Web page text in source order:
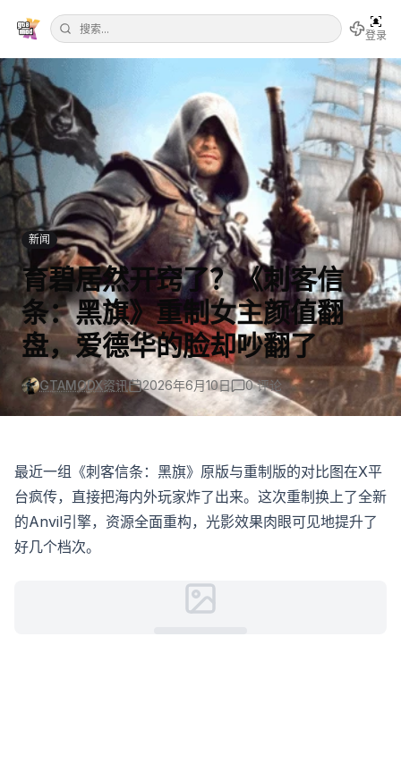
登录
新闻
育碧居然开窍了？《刺客信
条：黑旗》重制女主颜值翻
盘，爱德华的脸却吵翻了
GTAMODX资讯 2026年6月10日 0评论
最近一组《刺客信条：黑旗》原版与重制版的对比图在X平
台疯传，直接把海内外玩家炸了出来。这次重制换上了全新
的Anvil引擎，资源全面重构，光影效果肉眼可见地提升了
好几个档次。